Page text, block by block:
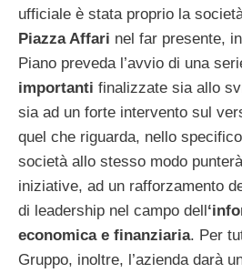
ufficiale è stata proprio la
Piazza Affari nel far presente,
Piano preveda l’avvio di una
importanti finalizzate sia allo
sia ad un forte intervento sul
quel che riguarda, nello
società allo stesso modo
iniziative, ad un rafforzamento
di leadership nel campo dell
economica e finanziaria. Per
Gruppo, inoltre, l’azienda darà